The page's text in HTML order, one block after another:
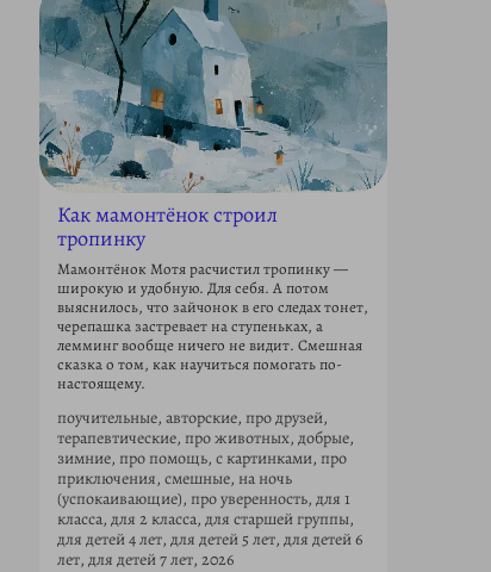
Как мамонтёнок строил
тропинку
Мамонтёнок Мотя расчистил тропинку —
широкую и удобную. Для себя. А потом
выяснилось, что зайчонок в его следах тонет,
черепашка застревает на ступеньках, а
лемминг вообще ничего не видит. Смешная
сказка о том, как научиться помогать по-
настоящему.
поучительные, авторские, про друзей,
терапевтические, про животных, добрые,
зимние, про помощь, с картинками, про
приключения, смешные, на ночь
(успокаивающие), про уверенность, для 1
класса, для 2 класса, для старшей группы,
для детей 4 лет, для детей 5 лет, для детей 6
лет, для детей 7 лет, 2026